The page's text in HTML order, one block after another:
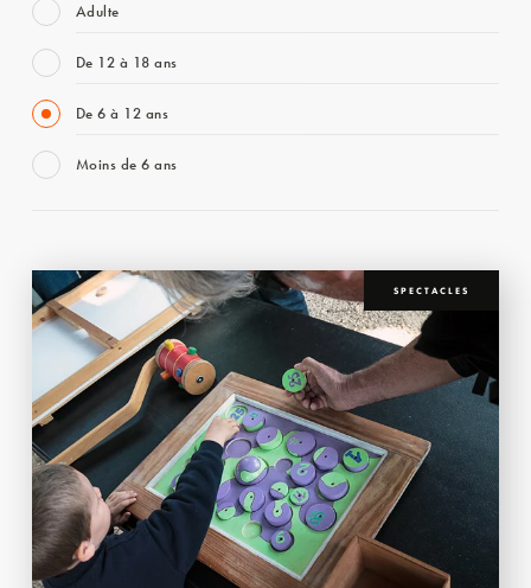
Adulte
De 12 à 18 ans
De 6 à 12 ans
Moins de 6 ans
SPECTACLES